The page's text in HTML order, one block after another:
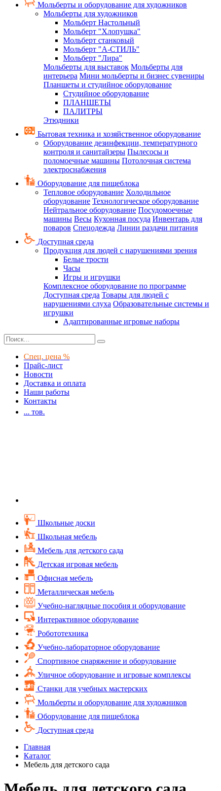
Мольберты и оборудование для художников
Мольберты для художников
Мольберт Настольный
Мольберт "Хлопушка"
Мольберт станковый
Мольберт "А-СТИЛЬ"
Мольберт "Лира"
Мольберты для выставок Мольберты для
интерьера Мини мольберты и бизнес сувениры
Планшеты и студийное оборудование
Студийное оборудование
ПЛАНШЕТЫ
ПАЛИТРЫ
Этюдники
Бытовая техника и хозяйственное оборудование
Оборудование дезинфекции, температурного
контроля и санитайзеры Пылесосы и
поломоечные машины Потолочная система
электроснабжения
Оборудование для пищеблока
Тепловое оборудование Холодильное
оборудование Технологическое оборудование
Нейтральное оборудование Посудомоечные
машины Весы Кухонная посуда Инвентарь для
поваров Спецодежда Линии раздачи питания
Доступная среда
Продукция для людей с нарушениями зрения
Белые трости
Часы
Игры и игрушки
Комплексное оборудование по программе
Доступная среда Товары для людей с
нарушениями слуха Образовательные системы и
игрушки
Адаптированные игровые наборы
Спец. цена %
Прайс-лист
Новости
Доставка и оплата
Наши работы
Контакты
... тов.
Школьные доски
Школьная мебель
Мебель для детского сада
Детская игровая мебель
Офисная мебель
Металлическая мебель
Учебно-наглядные пособия и оборудование
Интерактивное оборудование
Робототехника
Учебно-лабораторное оборудование
Спортивное снаряжение и оборудование
Уличное оборудование и игровые комплексы
Cтанки для учебных мастерских
Мольберты и оборудование для художников
Оборудование для пищеблока
Доступная среда
Главная
Каталог
Мебель для детского сада